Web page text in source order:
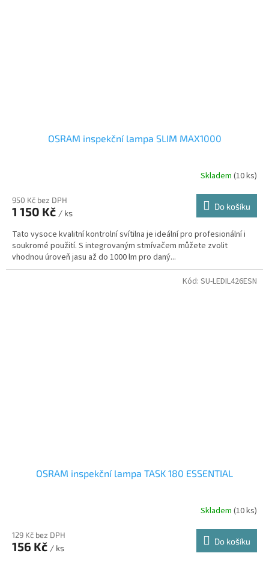
OSRAM inspekční lampa SLIM MAX1000
Skladem (10 ks)
950 Kč bez DPH
1 150 Kč / ks
Do košíku
Tato vysoce kvalitní kontrolní svítilna je ideální pro profesionální i
soukromé použití. S integrovaným stmívačem můžete zvolit
vhodnou úroveň jasu až do 1000 lm pro daný...
OSRAM inspekční lampa TASK 180 ESSENTIAL
Skladem (10 ks)
129 Kč bez DPH
156 Kč / ks
Do košíku
Kód: SU-LEDIL426ESN